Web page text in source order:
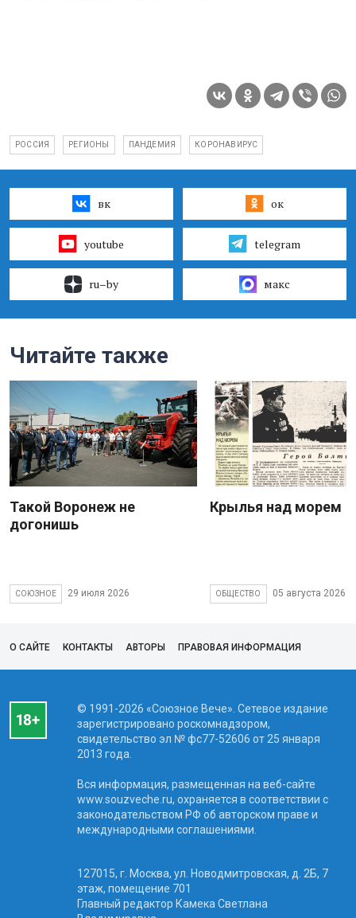
РОССИЯ РЕГИОНЫ ПАНДЕМИЯ КОРОНАВИРУС
вк ок
youtube telegram
ru–by макс
Читайте также
Такой Воронеж не
догонишь
СОЮЗНОЕ 29 июля 2026
Крылья над морем
ОБЩЕСТВО 05 августа 2026
О САЙТЕ КОНТАКТЫ АВТОРЫ ПРАВОВАЯ ИНФОРМАЦИЯ
© 1991-2026 «Союзное Вече». Сетевое издание
зарегистрировано роскомнадзором,
свидетельство эл № фc77-52606 от 25 января
2013 года.
Вся информация, размещенная на веб-сайте
www.souzveche.ru, охраняется в соответствии с
законодательством РФ об авторском праве и
международными соглашениями.
127015, г. Москва, ул. Новодмитровская, д. 2Б, 7
этаж, помещение 701
Главный редактор Камека Светлана